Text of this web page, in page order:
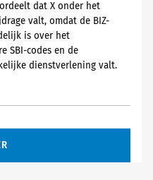
dat X onder het
valt, omdat de BIZ-
is over het
SBI-codes en de
dienstverlening valt.